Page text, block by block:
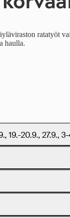
ratatyöt
haulla.
19.-20.9., 27.9.,